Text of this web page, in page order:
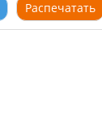
Распечатать